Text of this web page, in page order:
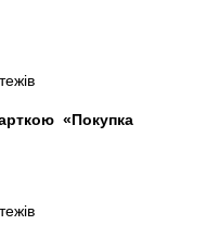
«Покупка